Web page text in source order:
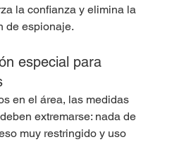
la confianza y elimina la
de espionaje.
especial para
en el área, las medidas
extremarse: nada de
muy restringido y uso